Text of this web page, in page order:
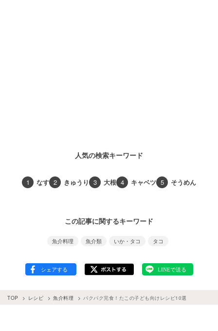
人気の検索キーワード
1 なす 2 きゅうり 3 大根 4 キャベツ 5 そうめん
この記事に関するキーワード
魚介料理 魚介類 いか・タコ タコ
TOP レシピ 魚介料理 パクパク完食！たこの子ども向けレシピ10選